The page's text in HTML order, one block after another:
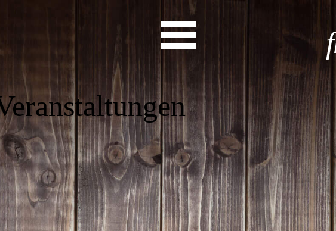
Start
Entdecke dein
News
Veranstaltungen
Rückblicke
Newsletter
Die LandesEhrenamtsagentur
Publikationen
Ansprechpartner
Ehrenamt hat viele
Was steht